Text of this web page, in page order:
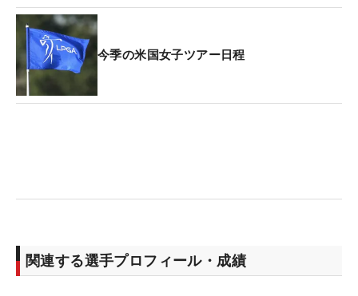
今季の米国女子ツアー日程
関連する選手プロフィール・成績